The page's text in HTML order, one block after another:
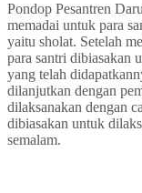
Pondop Pesantren
memadai untuk para
yaitu sholat. Setelah
para santri dibiasakan
yang telah
dilanjutkan dengan
dilaksanakan dengan
dibiasakan untuk
semalam.